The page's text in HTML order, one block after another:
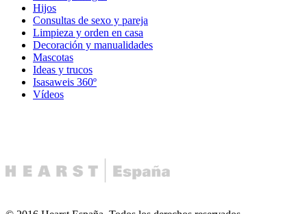
Hijos
Consultas de sexo y pareja
Limpieza y orden en casa
Decoración y manualidades
Mascotas
Ideas y trucos
Isasaweis 360º
Vídeos